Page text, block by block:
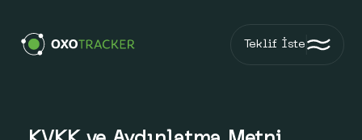
Teklif İste